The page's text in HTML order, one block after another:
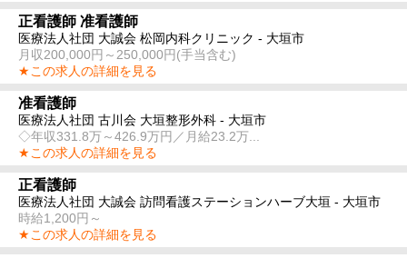
正看護師 准看護師
医療法人社団 大誠会 松岡内科クリニック - 大垣市
月収200,000円～250,000円(手当含む)
★この求人の詳細を見る
准看護師
医療法人社団 古川会 大垣整形外科 - 大垣市
◇年収331.8万～426.9万円／月給23.2万...
★この求人の詳細を見る
正看護師
医療法人社団 大誠会 訪問看護ステーションハーブ大垣 - 大垣市
時給1,200円～
★この求人の詳細を見る